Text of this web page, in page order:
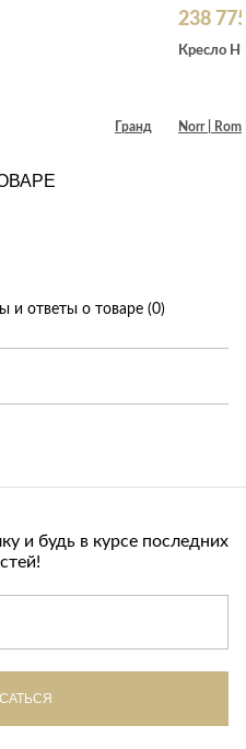
Гранд
238
Кресло
Norr | Rom
и ответы о товаре (0)
и будь в курсе последних